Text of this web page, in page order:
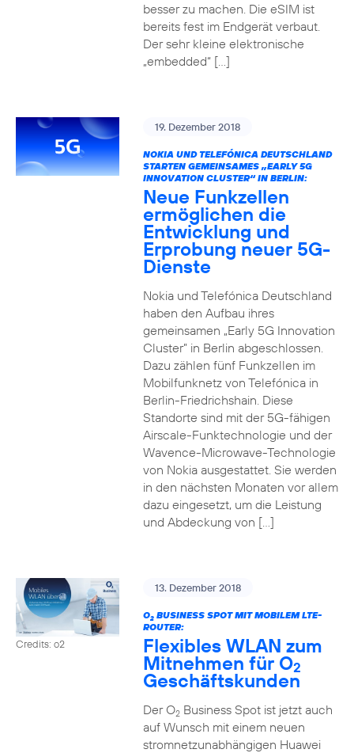
besser zu machen. Die eSIM ist
bereits fest im Endgerät verbaut.
Der sehr kleine elektronische
„embedded“ […]
19. Dezember 2018
NOKIA UND TELEFÓNICA DEUTSCHLAND
STARTEN GEMEINSAMES „EARLY 5G
INNOVATION CLUSTER“ IN BERLIN:
Neue Funkzellen
ermöglichen die
Entwicklung und
Erprobung neuer 5G-
Dienste
Nokia und Telefónica Deutschland
haben den Aufbau ihres
gemeinsamen „Early 5G Innovation
Cluster” in Berlin abgeschlossen.
Dazu zählen fünf Funkzellen im
Mobilfunknetz von Telefónica in
Berlin-Friedrichshain. Diese
Standorte sind mit der 5G-fähigen
Airscale-Funktechnologie und der
Wavence-Microwave-Technologie
von Nokia ausgestattet. Sie werden
in den nächsten Monaten vor allem
dazu eingesetzt, um die Leistung
und Abdeckung von […]
Credits: o2
13. Dezember 2018
O2BUSINESS SPOT MIT MOBILEM LTE-
ROUTER:
Flexibles WLAN zum
Mitnehmen für O2
Geschäftskunden
Der O2Business Spot ist jetzt auch
auf Wunsch mit einem neuen
stromnetzunabhängigen Huawei